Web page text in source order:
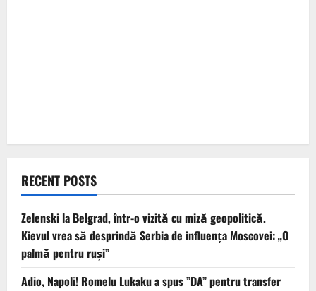
RECENT POSTS
Zelenski la Belgrad, într-o vizită cu miză geopolitică.
Kievul vrea să desprindă Serbia de influența Moscovei: „O
palmă pentru ruși”
Adio, Napoli! Romelu Lukaku a spus ”DA” pentru transfer